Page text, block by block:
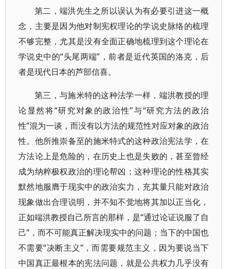
第二，端洪先生之所以误认为有必要引进这一概
念，主要是因为他对制宪权理论的学说史脉络的梳理
不够完整，尤其是没有全面正确地梳理到这个理论在
学说史中的“头尾两端”，前者是近代英国的洛克，后
者是现代日本的芦部信喜。
第三，与施米特的这种法学一样，端洪教授的理
论显然将“研究对象的政治性”与“研究方法的政治
性”混为一谈，而没有以方法的规范性对应对象的政治
性。他所推崇备至的施米特式的这种政治宪法学，在
方法论上是危险的，在历史上也是失败的，甚至曾经
成为纳粹极权政治的理论帮凶；这种理论的性格其实
默然地服膺于现实中的政治实力，充其量只能对政治
现象做出合理说明，并不知不觉地将其加以正当化，
正如端洪教授自己所言的那样，是“通过论证说服了自
己”，而不可能真正解决现实中的问题；当下的中国也
不需要“决断主义”，而需要规范主义，因为要说当下
中国真正最根本的宪法问题，就是公共权力几乎没有